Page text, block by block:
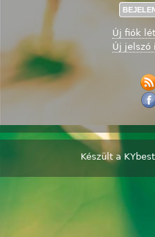
Új fiók
Új jelszó
Készült a KYbest